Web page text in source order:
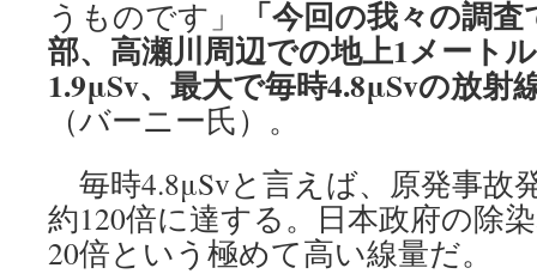
うものです」
「今回の我々の調
部、高瀬川周辺での地上1メート
1.9μSv、最大で毎時4.8μSvの放射
（バーニー氏）。
毎時4.8μSvと言えば、原発事故
約120倍に達する。日本政府の除
20倍という極めて高い線量だ。